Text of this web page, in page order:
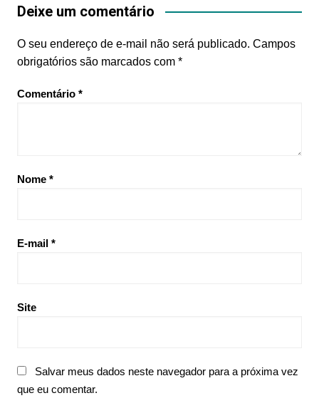
Deixe um comentário
O seu endereço de e-mail não será publicado. Campos
obrigatórios são marcados com *
Comentário *
Nome *
E-mail *
Site
Salvar meus dados neste navegador para a próxima vez
que eu comentar.